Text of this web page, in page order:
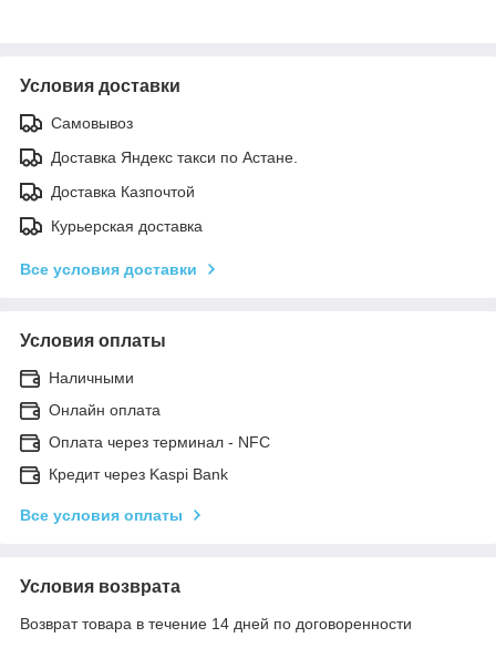
Условия доставки
Самовывоз
Доставка Яндекс такси по Астане.
Доставка Казпочтой
Курьерская доставка
Все условия доставки
Условия оплаты
Наличными
Онлайн оплата
Оплата через терминал - NFC
Кредит через Kaspi Bank
Все условия оплаты
Условия возврата
Возврат товара в течение 14 дней по договоренности